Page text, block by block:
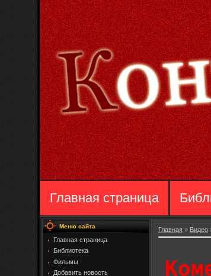
Главная страница
Меню сайта
Главная страница
Библиотека
Фильмы
Добавить новость
Главная » Видео